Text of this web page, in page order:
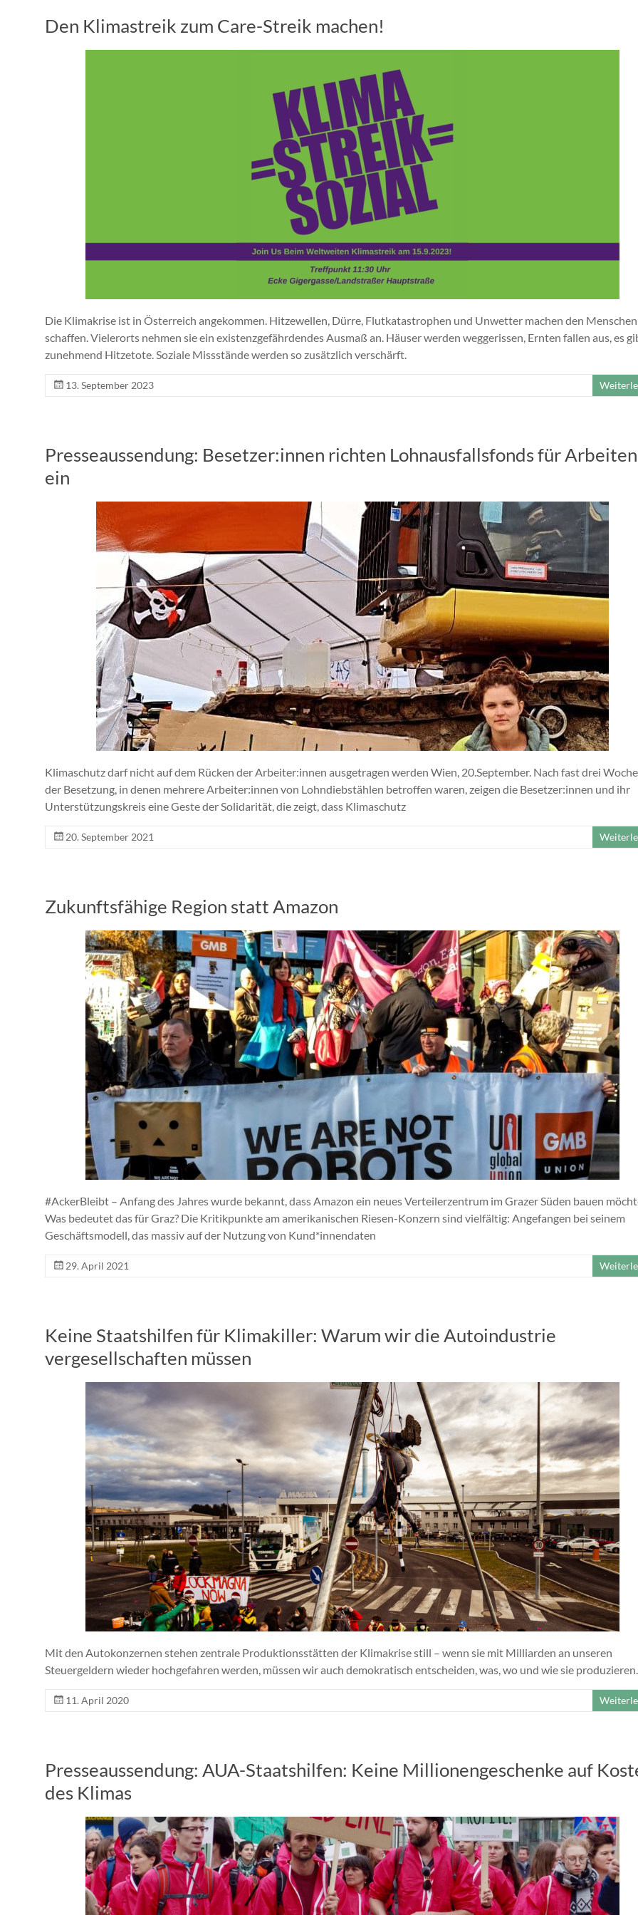
Den Klimastreik zum Care-Streik machen!
Die Klimakrise ist in Österreich angekommen. Hitzewellen, Dürre, Flutkatastrophen und Unwetter machen den Menschen
schaffen. Vielerorts nehmen sie ein existenzgefährdendes Ausmaß an. Häuser werden weggerissen, Ernten fallen aus, es
zunehmend Hitzetote. Soziale Missstände werden so zusätzlich verschärft.
13. September 2023
Presseaussendung: Besetzer:innen richten Lohnausfallsfonds für
ein
Klimaschutz darf nicht auf dem Rücken der Arbeiter:innen ausgetragen werden Wien, 20.September. Nach fast drei
der Besetzung, in denen mehrere Arbeiter:innen von Lohndiebstählen betroffen waren, zeigen die Besetzer:innen und ihr
Unterstützungskreis eine Geste der Solidarität, die zeigt, dass Klimaschutz
20. September 2021
Zukunftsfähige Region statt Amazon
#AckerBleibt – Anfang des Jahres wurde bekannt, dass Amazon ein neues Verteilerzentrum im Grazer Süden bauen
Was bedeutet das für Graz? Die Kritikpunkte am amerikanischen Riesen-Konzern sind vielfältig: Angefangen bei seinem
Geschäftsmodell, das massiv auf der Nutzung von Kund*innendaten
29. April 2021
Keine Staatshilfen für Klimakiller: Warum wir die Autoindustrie
vergesellschaften müssen
Mit den Autokonzernen stehen zentrale Produktionsstätten der Klimakrise still – wenn sie mit Milliarden an unseren
Steuergeldern wieder hochgefahren werden, müssen wir auch demokratisch entscheiden, was, wo und wie sie produzieren.
11. April 2020
Presseaussendung: AUA-Staatshilfen: Keine Millionengeschenke auf
des Klimas